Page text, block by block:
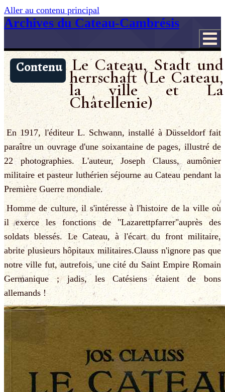
Aller au contenu principal
Archives du Cateau-Cambrésis
Contenu Le Cateau, Stadt und
herrschaft (Le Cateau,
la ville et La
Châtellenie)
En 1917, l'éditeur L. Schwann, installé à Düsseldorf fait
paraître un ouvrage d'une soixantaine de pages, illustré de
22 photographies. L'auteur, Joseph Clauss, aumônier
militaire et pasteur luthérien séjourne au Cateau pendant la
Première Guerre mondiale.
Homme de culture, il s'intéresse à l'histoire de la ville où
il exerce les fonctions de "Lazarettpfarrer"auprès des
soldats blessés. Le Cateau, à l'écart du front militaire,
abrite plusieurs hôpitaux militaires.Clauss n'ignore pas que
notre ville fut, autrefois, une cité du Saint Empire Romain
Germanique ; jadis, les Catésiens étaient de bons
allemands !